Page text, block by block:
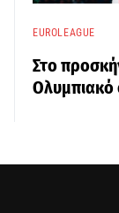
EUROLEAGUE
Στο
Ολυμπιακό